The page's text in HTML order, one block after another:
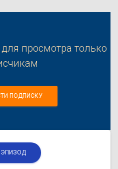
просмотра только
ПОДПИСКУ
ЭПИЗОД